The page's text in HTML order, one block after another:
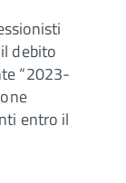
debito
“2023-
entro il